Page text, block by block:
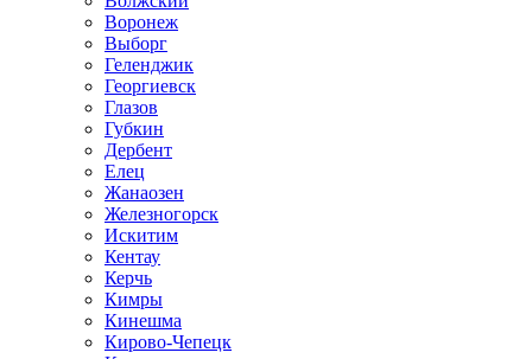
Воронеж
Выборг
Геленджик
Георгиевск
Глазов
Губкин
Дербент
Елец
Жанаозен
Железногорск
Искитим
Кентау
Керчь
Кимры
Кинешма
Кирово-Чепецк